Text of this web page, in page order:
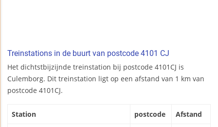
Treinstations in de buurt van postcode 4101 CJ
Het dichtstbijzijnde treinstation bij postcode 4101CJ is
Culemborg. Dit treinstation ligt op een afstand van 1 km van
postcode 4101CJ.
Station postcode Afstand